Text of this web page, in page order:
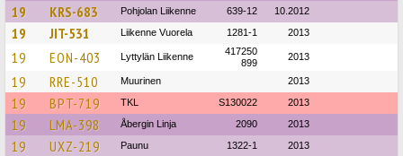
19 KRS-683 Pohjolan Liikenne 639-12 10.2012
19 JIT-531 Liikenne Vuorela 1281-1 2013
19 EON-403 Lyttylän Liikenne
417250
899
2013
19 RRE-510 Muurinen 2013
19 BPT-719 TKL S130022 2013
19 LMA-398 Åbergin Linja 2090 2013
19 UXZ-219 Paunu 1322-1 2013